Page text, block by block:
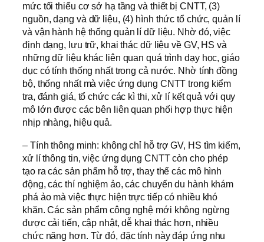
mức tối thiểu cơ sở hạ tầng và thiết bị CNTT, (3)
nguồn, dạng và dữ liệu, (4) hình thức tổ chức, quản lí
và vận hành hệ thống quản lí dữ liệu. Nhờ đó, việc
định dạng, lưu trữ, khai thác dữ liệu về GV, HS và
những dữ liệu khác liên quan quá trình dạy học, giáo
dục có tính thống nhất trong cả nước. Nhờ tính đồng
bộ, thống nhất mà việc ứng dụng CNTT trong kiểm
tra, đánh giá, tổ chức các kì thi, xử lí kết quả với quy
mô lớn được các bên liên quan phối hợp thực hiện
nhịp nhàng, hiệu quả.
– Tính thông minh: không chỉ hỗ trợ GV, HS tìm kiếm,
xử lí thông tin, việc ứng dụng CNTT còn cho phép
tạo ra các sản phẩm hỗ trợ, thay thế các mô hình
động, các thí nghiệm ảo, các chuyến du hành khám
phá ảo mà việc thực hiện trực tiếp có nhiều khó
khăn. Các sản phẩm công nghệ mới không ngừng
được cải tiến, cập nhật, dễ khai thác hơn, nhiều
chức năng hơn. Từ đó, đặc tính này đáp ứng nhu